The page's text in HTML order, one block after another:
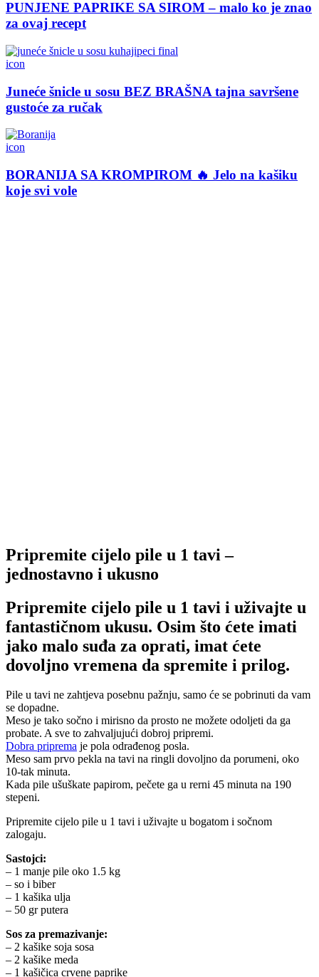
PUNJENE PAPRIKE SA SIROM – malo ko je znao
za ovaj recept
icon
Juneće šnicle u sosu BEZ BRAŠNA tajna savršene
gustoće za ručak
icon
BORANIJA SA KROMPIROM 🔥 Jelo na kašiku
koje svi vole
Pripremite cijelo pile u 1 tavi –
jednostavno i ukusno
Pripremite cijelo pile u 1 tavi i uživajte u
fantastičnom ukusu. Osim što ćete imati
jako malo suđa za oprati, imat ćete
dovoljno vremena da spremite i prilog.
Pile u tavi ne zahtjeva posebnu pažnju, samo će se pobrinuti da vam
se dopadne.
Meso je tako sočno i mirisno da prosto ne možete odoljeti da ga
probate. A sve to zahvaljujući dobroj pripremi.
Dobra priprema je pola odrađenog posla.
Meso sam prvo pekla na tavi na ringli dovoljno da porumeni, oko
10-tak minuta.
Kada pile ušuškate papirom, pečete ga u rerni 45 minuta na 190
stepeni.
Pripremite cijelo pile u 1 tavi i uživajte u bogatom i sočnom
zalogaju.
Sastojci:
– 1 manje pile oko 1.5 kg
– so i biber
– 1 kašika ulja
– 50 gr putera
Sos za premazivanje:
– 2 kašike soja sosa
– 2 kašike meda
– 1 kašičica crvene paprike